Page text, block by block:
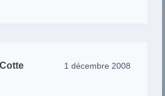
1 décembre 2008